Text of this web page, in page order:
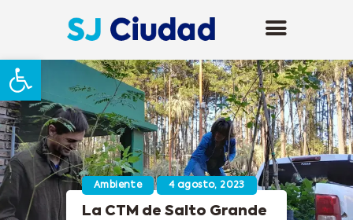
Abrir barra de herramientas
Ambiente 4 agosto, 2023
La CTM de Salto Grande